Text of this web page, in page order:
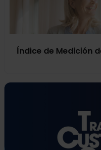
Índice de Medición